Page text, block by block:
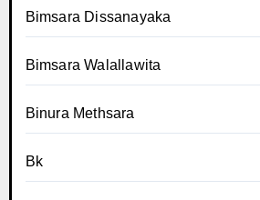
Bimsara Dissanayaka
Bimsara Walallawita
Binura Methsara
Bk